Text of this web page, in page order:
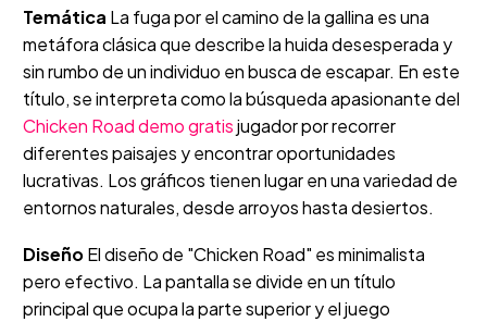
Temática La fuga por el camino de la gallina es una
metáfora clásica que describe la huida desesperada y
sin rumbo de un individuo en busca de escapar. En este
título, se interpreta como la búsqueda apasionante del
Chicken Road demo gratisjugador por recorrer
diferentes paisajes y encontrar oportunidades
lucrativas. Los gráficos tienen lugar en una variedad de
entornos naturales, desde arroyos hasta desiertos.
DiseñoEl diseño de "Chicken Road" es minimalista
pero efectivo. La pantalla se divide en un título
principal que ocupa la parte superior y el juego